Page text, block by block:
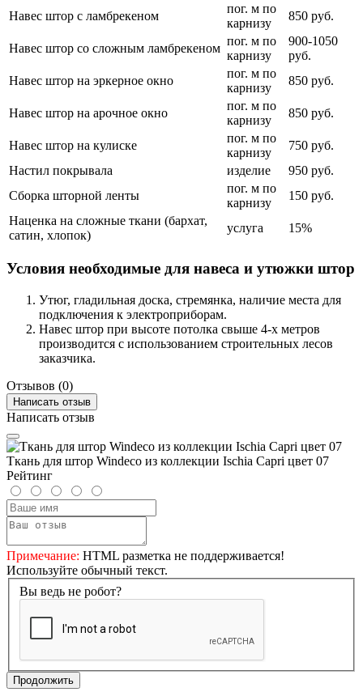
Навес штор с ламбрекеном
пог. м по
карнизу
850 руб.
Навес штор со сложным ламбрекеном
пог. м по
карнизу
900-1050
руб.
Навес штор на эркерное окно
пог. м по
карнизу
850 руб.
Навес штор на арочное окно
пог. м по
карнизу
850 руб.
Навес штор на кулиске
пог. м по
карнизу
750 руб.
Настил покрывала
изделие
950 руб.
Сборка шторной ленты
пог. м по
карнизу
150 руб.
Наценка на сложные ткани (бархат,
сатин, хлопок)
услуга 15%
Условия необходимые для навеса и утюжки штор
Утюг, гладильная доска, стремянка, наличие места для
подключения к электроприборам.
Навес штор при высоте потолка свыше 4-х метров
производится с использованием строительных лесов
заказчика.
Отзывов (0)
Написать отзыв
Написать отзыв
Ткань для штор Windeco из коллекции Ischia Capri цвет 07
Рейтинг
Примечание: HTML разметка не поддерживается!
Используйте обычный текст.
Вы ведь не робот?
Продолжить